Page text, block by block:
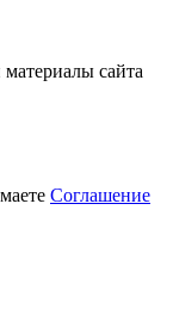
сайта
Соглашение